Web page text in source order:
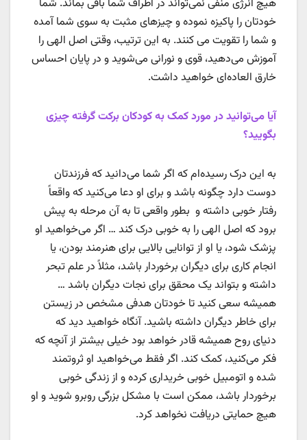
هیچ انرژی منفی نمی‌تواند در اطراف شما باقی بماند. شما
خودتان را پاکیزه نموده و چیزهای مثبت به سوی شما آمده
و شما را تقویت می کنند. به این ترتیب، وقتی اصل الهی را
آموزش می‌دهید، قوی و نورانی می‌شوید و در پایان احساس
خارق العاده‌ای خواهید داشت.
آیا می‌توانید در مورد کمک به کودکان برکت گرفته چیزی
بگویید؟
به این درک رسیده‌ام که اگر شما می‌دانید که فرزندتان
دوست دارد چگونه باشد و برای او دعا می‌کنید که واقعاً
رفتار خوبی داشته و بطور واقعی تا به آن مرحله به پیش
برود که اصل الهی را به خوبی درک کند … اگر می‌خواهید او
پزشک شود، یا او از توانایی بالایی برای هنرمند بودن، یا
انجام کاری برای دیگران برخوردار باشد، مثلاً در علم تبحر
داشته و بتواند یک محقق برای نجات دیگران باشد …
همیشه سعی کنید تا خودتان هدفی مشخص در زیستن
برای خاطر دیگران داشته باشید. آنگاه خواهید دید که
دنیای روح همیشه قادر خواهد بود خیلی بیشتر از آنچه که
فکر می‌کنید، کمک کند. اگر فقط می‌خواهید او ثروتمند
شده و اتومبیل خوبی خریداری کرده و از زندگی خوبی
برخوردار باشد، ممکن است با مشکل بزرگی روبرو شوید و او
هیچ حمایتی دریافت نخواهد کرد.